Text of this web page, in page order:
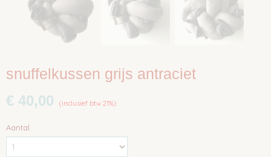
snuffelkussen grijs antraciet
€ 40,00 (inclusief btw 21%)
Aantal